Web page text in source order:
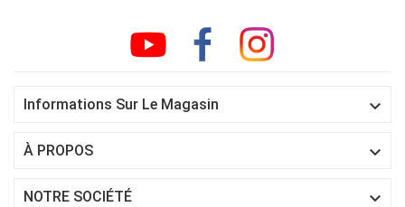
Informations Sur Le Magasin 
À PROPOS 
NOTRE SOCIÉTÉ 